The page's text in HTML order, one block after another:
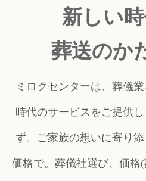
新しい時
葬送のか
ミロクセンターは、葬儀
時代のサービスをご提供
ず、ご家族の想いに寄り
価格で。葬儀社選び、価格